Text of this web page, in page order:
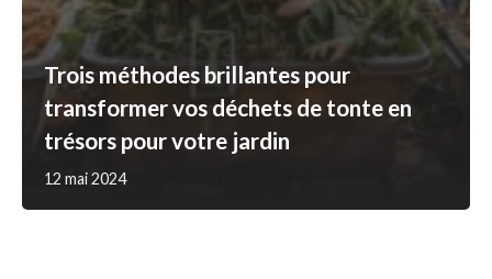
Trois méthodes brillantes pour
transformer vos déchets de tonte en
trésors pour votre jardin
12 mai 2024